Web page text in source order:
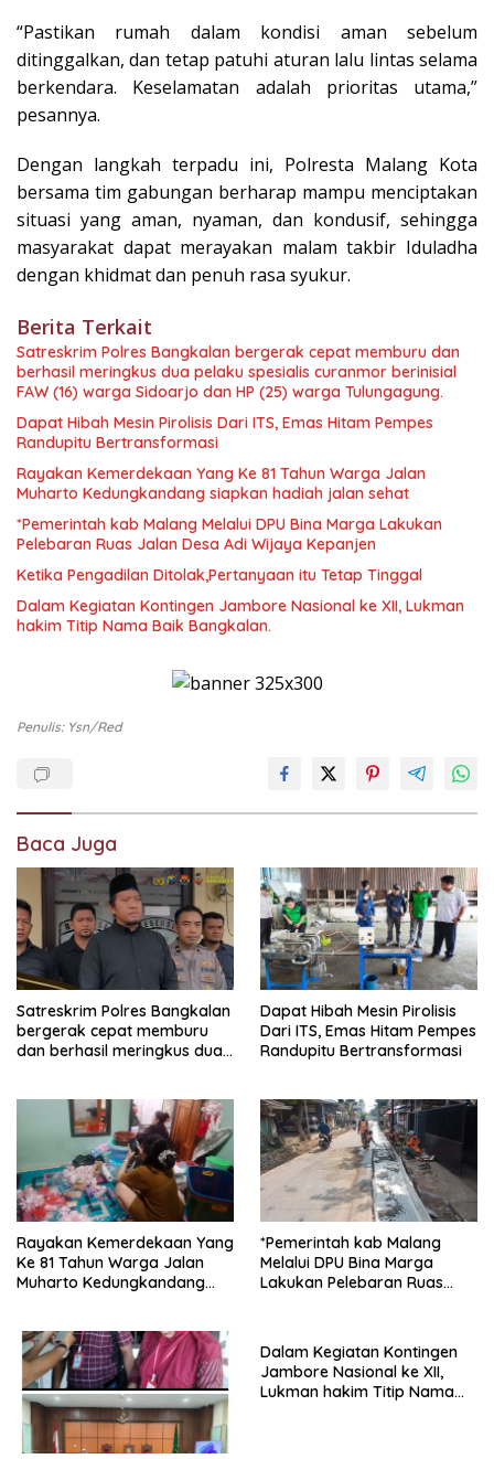
“Pastikan rumah dalam kondisi aman sebelum
ditinggalkan, dan tetap patuhi aturan lalu lintas selama
berkendara. Keselamatan adalah prioritas utama,”
pesannya.
Dengan langkah terpadu ini, Polresta Malang Kota
bersama tim gabungan berharap mampu menciptakan
situasi yang aman, nyaman, dan kondusif, sehingga
masyarakat dapat merayakan malam takbir Iduladha
dengan khidmat dan penuh rasa syukur.
Berita Terkait
Satreskrim Polres Bangkalan bergerak cepat memburu dan
berhasil meringkus dua pelaku spesialis curanmor berinisial
FAW (16) warga Sidoarjo dan HP (25) warga Tulungagung.
Dapat Hibah Mesin Pirolisis Dari ITS, Emas Hitam Pempes
Randupitu Bertransformasi
Rayakan Kemerdekaan Yang Ke 81 Tahun Warga Jalan
Muharto Kedungkandang siapkan hadiah jalan sehat
*Pemerintah kab Malang Melalui DPU Bina Marga Lakukan
Pelebaran Ruas Jalan Desa Adi Wijaya Kepanjen
Ketika Pengadilan Ditolak,Pertanyaan itu Tetap Tinggal
Dalam Kegiatan Kontingen Jambore Nasional ke XII, Lukman
hakim Titip Nama Baik Bangkalan.
Penulis: Ysn/red
Baca Juga
Satreskrim Polres Bangkalan
bergerak cepat memburu
dan berhasil meringkus dua
Sidoarjo dan HP (25) warga
Tulungagung.
Dapat Hibah Mesin Pirolisis
Dari ITS, Emas Hitam Pempes
Randupitu Bertransformasi
Rayakan Kemerdekaan Yang
Ke 81 Tahun Warga Jalan
Muharto Kedungkandang
*Pemerintah kab Malang
Melalui DPU Bina Marga
Lakukan Pelebaran Ruas
Dalam Kegiatan Kontingen
Jambore Nasional ke XII,
Lukman hakim Titip Nama